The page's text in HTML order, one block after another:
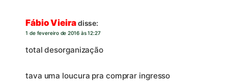
Fábio Vieiradisse:
1 de fevereiro de 2016 às 12:27
total desorganização
tava uma loucura pra comprar ingresso